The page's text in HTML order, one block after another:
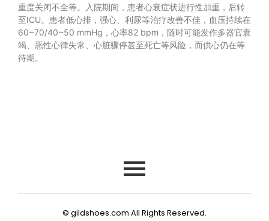
重度关闭不全等。入院期间，患者心衰症状进行性加重，后转
至ICU。患者低心排，强心、利尿等治疗改善不佳，血压持续在
60~70/40~50 mmHg，心率82 bpm，随时可能发作多器官衰
竭、恶性心律失常、心脏骤停甚至死亡等风险，而供心仍在等
待期。
© gildshoes.com All Rights Reserved.